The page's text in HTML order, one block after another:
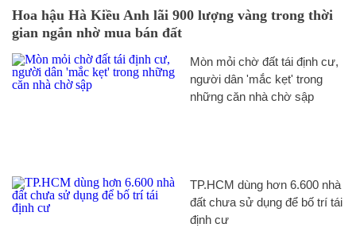
Hoa hậu Hà Kiều Anh lãi 900 lượng vàng trong thời
gian ngắn nhờ mua bán đất
Mòn mỏi chờ đất tái định cư,
người dân 'mắc kẹt' trong
những căn nhà chờ sập
TP.HCM dùng hơn 6.600 nhà
đất chưa sử dụng để bố trí tái
định cư